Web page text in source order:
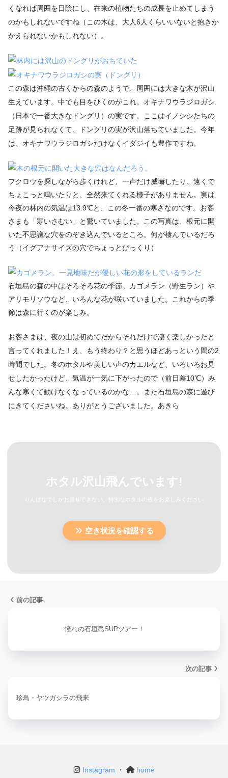
くなれば周囲を日陰にし、在来の植物たちの成長を止めてしまう
のかもしれないですね（この木は、大人6人くらいいないと抱きか
かえられないかもしれない）。
この森は沖縄の古くからの森のようで、周囲には大きな木が沢山
生えています。中でも目をひくのがこれ。オキナワウラジロガシ
（日本で一番大きなドングリ）の実です。ここはイノシシたちの
足跡が見られなくて、ドングリの実が沢山落ちていました。今年
は、オキナワウラジロガシだけなくイダジイも豊作ですね。
フクロウを探しながら歩くけれど、一声だけ威嚇したり、遠くで
ちょこっと鳴いたりと、全然来てくれる様子がありません。実は
今夜の林内の気温は13.9℃と、この冬一番の寒さなのです。お客
さまも「寒いさむい」と驚いていました。この写真は、根元に開
いた不思議な穴をのぞき込んでいるところ。何が棲んでいるだろ
う（イグアナサイズの穴でちょっとびっくり）
石垣島の森の中はそろそろ花の季節。カゴメラン（野生ラン）や
アリモリソウなど、いろんな花が咲いていました。これからの季
節は森に行くのが楽しみ。
お客さまは、夜の山は初めてだからそれだけで凄く楽しかったと
言ってくれました！え、もう終わり？と思うほどあっという間の2
時間でした。冬のホタルや美しい声のカエルなど、いろいろお見
せしたかったけど、気温が一気に下がったので（前日差10℃）み
んな寒くて動けなくなっているのかな…。また石垣島の森に遊び
にきてくださいね。ありがとうございました。あきら
ホタル沢山飛んでいます!
りんぱなでしかお見せできない、特別なホタルの夜をお楽しみください
空き状況を確認する
前の記事
憧れの石垣島SUPツアー！
次の記事
珍鳥・ヤツガシラの飛来
Instagram ・ home